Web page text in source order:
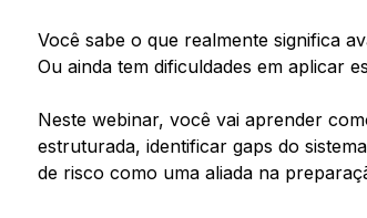
Você sabe o que realmente significa
Ou ainda tem dificuldades em aplicar
Neste webinar, você vai aprender
estruturada, identificar gaps do
de risco como uma aliada na